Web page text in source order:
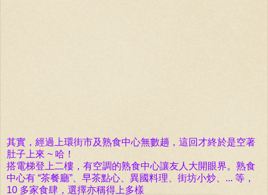
其實，經過上環街市及熟食中心無數趟，這回 才終於是空著
肚子上來 ~ 哈！
搭電梯登上二樓，有空調的熟食中心讓友人大開眼界。熟食
中心有 “茶餐廳”、早茶點心、異國料理、街坊小炒、... 等，
10 多家食肆，選擇亦稱得上多樣